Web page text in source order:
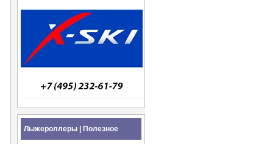
Лыжероллеры | Полезное